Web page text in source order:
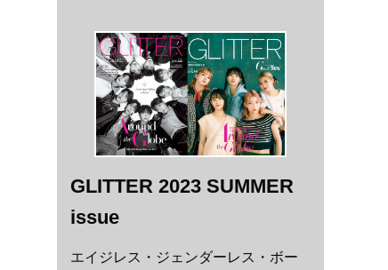
GLITTER 2023 SUMMER
issue
エイジレス・ジェンダーレス・ボー